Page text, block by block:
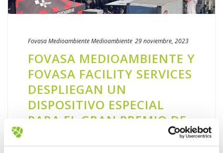
Fovasa MedioambienteMedioambiente 29 noviembre, 2023
FOVASA MEDIOAMBIENTE Y
FOVASA FACILITY SERVICES
DESPLIEGAN UN
DISPOSITIVO ESPECIAL
PARA EL GRAN PREMIO DE